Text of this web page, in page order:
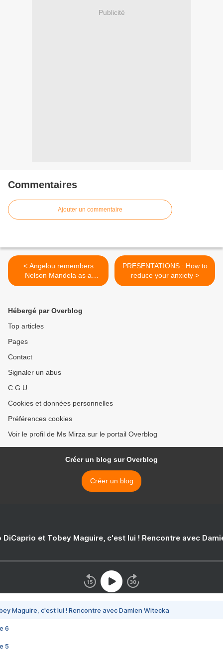
Publicité
Commentaires
Ajouter un commentaire
< Angelou remembers
Nelson Mandela as a
"gentle giant" ~ Myths &
PRESENTATIONS : How to
reduce your anxiety >
Hébergé par Overblog
Top articles
Pages
Contact
Signaler un abus
C.G.U.
Cookies et données personnelles
Préférences cookies
Voir le profil de Ms Mirza sur le portail Overblog
Créer un blog sur Overblog
Créer un blog
DiCaprio et Tobey Maguire, c'est lui ! Rencontre avec
Maguire, c'est lui ! Rencontre avec Damien Witecka
6
5